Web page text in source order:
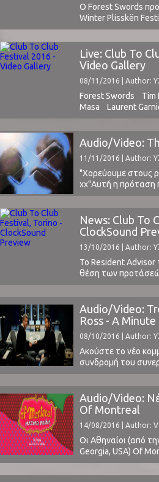
Ο Forest Swords
Winter Plisskën
είχαμε την τύχη
To Club Festival
Τορίνο.Πάρτε μια
και τελευταίας
φεστιβάλ, λόγω του
Live: Club To
Video Gallery
08/11/2016 | Author:
Forest Swords
Masa Laurent
Stott Junior Boys
Greenwood Jessy
Shadow Jon
Casino M.E.S.H.
Festival που για μια
για να καλύψουμε
κορυφαία
Audio/Video:
11/11/2016 | Author:
"Χορεύουμε στους
xx"Αυτή η πρόταση
πούμε για το
XX.Με την
xx (In Colour, 2015)
... μέχρι φέτος και
News: Club To
ClockSound
13/10/2016 | Author:
Το Resident
θέση των
Νοέμβρη, το
μικρή του λίστα με
φεστιβάλ γενικά.Ο
Festival στο Τορίνο
Audio/Video:
Ross - A
08/10/2016 | Author:
Ακούστε το νέο
συνδρομή του
το ντοκυμαντέρ
παραγωγή του
άλλων ονόματα
Martin Scorsese.Το
συγγραφή
Minute To ...
Audio/Video:
Of Montreal
14/08/2016 | Author: V
Οι Αθηναίοι (από
Georgia, USA) Of
τους δίσκο, με τον
Πρόκειται για το